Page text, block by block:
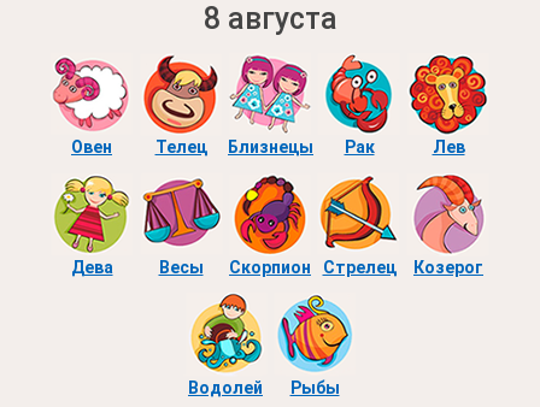
8 августа
Овен Телец Близнецы Рак Лев
Дева Весы Скорпион Стрелец Козерог
Водолей Рыбы